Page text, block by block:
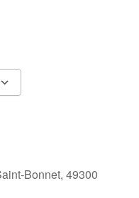
Bonnet, 49300